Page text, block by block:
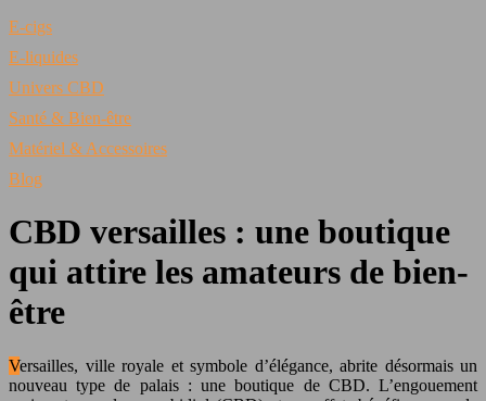
E-cigs
E-liquides
Univers CBD
Santé & Bien-être
Matériel & Accessoires
Blog
CBD versailles : une boutique
qui attire les amateurs de bien-
être
Versailles, ville royale et symbole d’élégance, abrite désormais un
nouveau type de palais : une boutique de CBD. L’engouement